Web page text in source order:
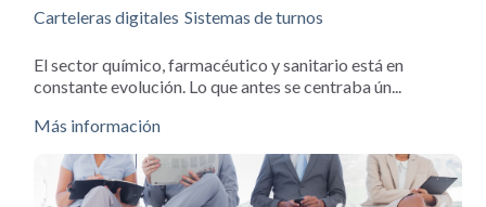
Carteleras digitales Sistemas de turnos
El sector químico, farmacéutico y sanitario está en
constante evolución. Lo que antes se centraba ún...
Más información